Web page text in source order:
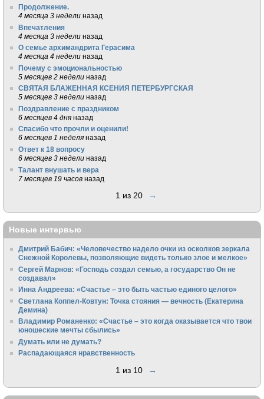
Продолжение.
4 месяца 3 недели назад
Впечатления
4 месяца 3 недели назад
О семье архимандрита Герасима
4 месяца 4 недели назад
Почему с эмоциональностью
5 месяцев 2 недели назад
СВЯТАЯ БЛАЖЕННАЯ КСЕНИЯ ПЕТЕРБУРГСКАЯ
5 месяцев 3 недели назад
Поздравление с праздником
6 месяцев 4 дня назад
Спасибо что прочли и оценили!
6 месяцев 1 неделя назад
Ответ к 18 вопросу
6 месяцев 3 недели назад
Талант внушать и вера
7 месяцев 19 часов назад
1 из 20 →
Новые интервью
Дмитрий Бабич: «Человечество надело очки из осколков зеркала
Снежной Королевы, позволяющие видеть только злое и мелкое»
Сергей Марнов: «Господь создал семью, а государство Он не
создавал»
Инна Андреева: «Счастье – это быть частью единого целого»
Светлана Коппел-Ковтун: Точка стояния — вечность (Екатерина
Демина)
Владимир Романенко: «Счастье – это когда оказывается что твои
юношеские мечты сбылись»
Думать или не думать?
Распадающаяся нравственность
1 из 10 →